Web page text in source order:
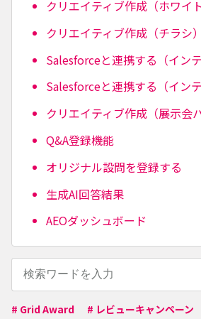
クリエイティブ作成（ホワイ
クリエイティブ作成（チラシ
Salesforceと連携する（イン
Salesforceと連携する（イン
クリエイティブ作成（展示会
Q&A登録機能
オリジナル設問を登録する
生成AI回答結果
AEOダッシュボード
# Grid Award # レビューキャンペーン